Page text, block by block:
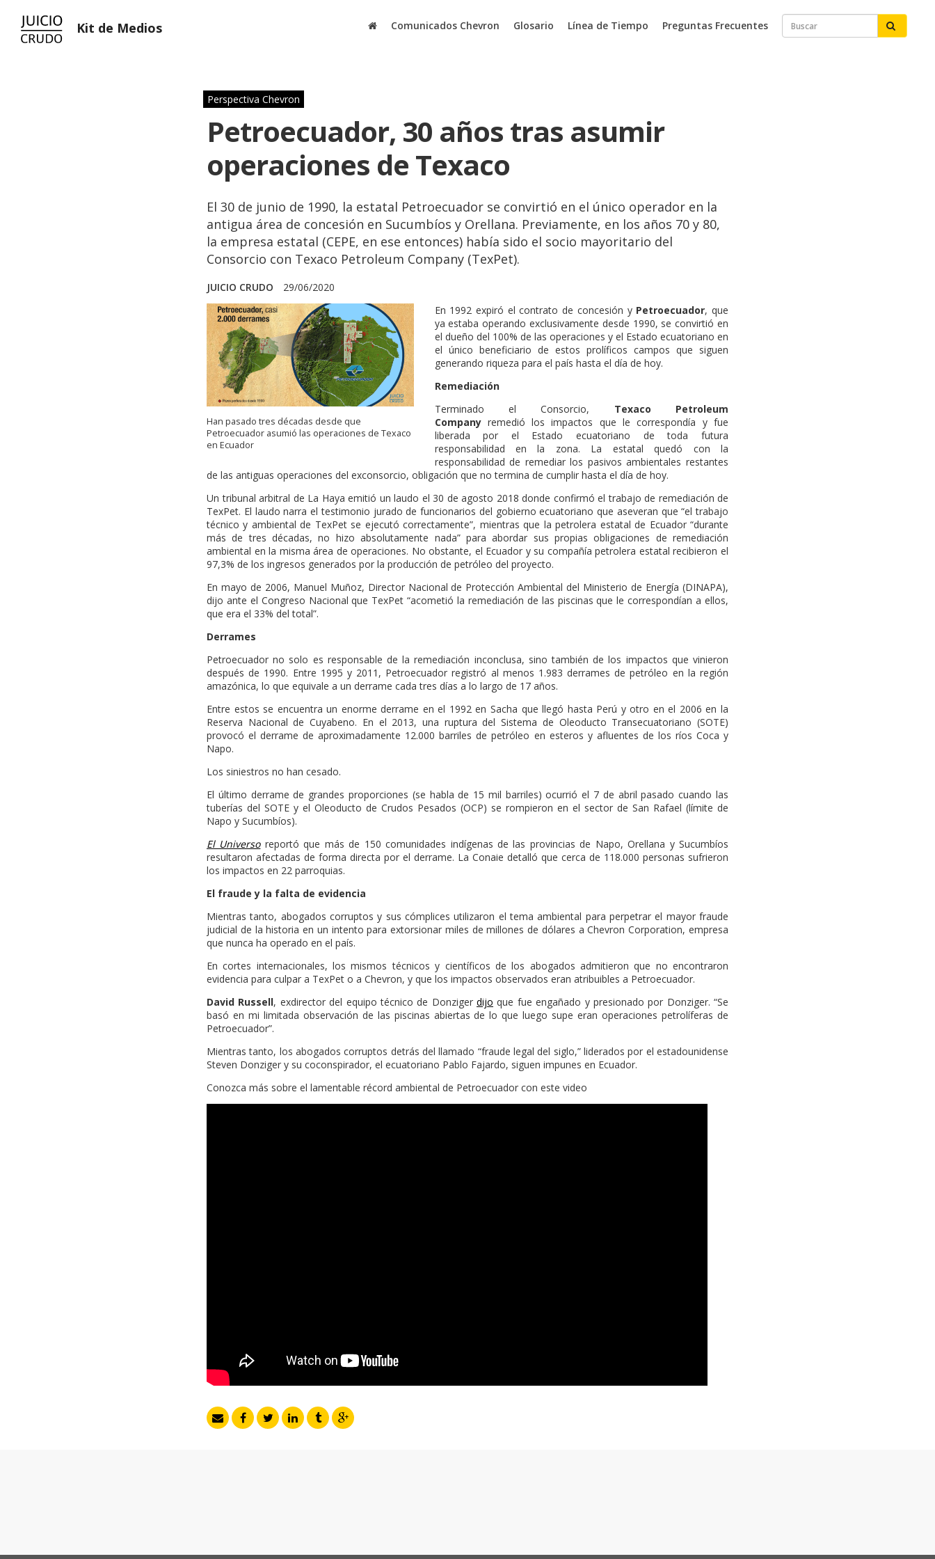
Kit de Medios Comunicados Chevron Glosario Línea de Tiempo Preguntas Frecuentes
Perspectiva Chevron
Petroecuador, 30 años tras asumir
operaciones de Texaco
El 30 de junio de 1990, la estatal Petroecuador se convirtió en el único operador en la
antigua área de concesión en Sucumbíos y Orellana. Previamente, en los años 70 y 80,
la empresa estatal (CEPE, en ese entonces) había sido el socio mayoritario del
Consorcio con Texaco Petroleum Company (TexPet).
JUICIO CRUDO 29/06/2020
Han pasado tres décadas desde que
Petroecuador asumió las operaciones de Texaco
en Ecuador
En 1992 expiró el contrato de concesión y Petroecuador, que
ya estaba operando exclusivamente desde 1990, se convirtió en
el dueño del 100% de las operaciones y el Estado ecuatoriano en
el único beneficiario de estos prolíficos campos que siguen
generando riqueza para el país hasta el día de hoy.
Remediación
Terminado el Consorcio, Texaco Petroleum
Company remedió los impactos que le correspondía y fue
liberada por el Estado ecuatoriano de toda futura
responsabilidad en la zona. La estatal quedó con la
responsabilidad de remediar los pasivos ambientales restantes
de las antiguas operaciones del exconsorcio, obligación que no termina de cumplir hasta el día de hoy.
Un tribunal arbitral de La Haya emitió un laudo el 30 de agosto 2018 donde confirmó el trabajo de remediación de
TexPet. El laudo narra el testimonio jurado de funcionarios del gobierno ecuatoriano que aseveran que “el trabajo
técnico y ambiental de TexPet se ejecutó correctamente”, mientras que la petrolera estatal de Ecuador “durante
más de tres décadas, no hizo absolutamente nada” para abordar sus propias obligaciones de remediación
ambiental en la misma área de operaciones. No obstante, el Ecuador y su compañía petrolera estatal recibieron el
97,3% de los ingresos generados por la producción de petróleo del proyecto.
En mayo de 2006, Manuel Muñoz, Director Nacional de Protección Ambiental del Ministerio de Energía (DINAPA),
dijo ante el Congreso Nacional que TexPet “acometió la remediación de las piscinas que le correspondían a ellos,
que era el 33% del total”.
Derrames
Petroecuador no solo es responsable de la remediación inconclusa, sino también de los impactos que vinieron
después de 1990. Entre 1995 y 2011, Petroecuador registró al menos 1.983 derrames de petróleo en la región
amazónica, lo que equivale a un derrame cada tres días a lo largo de 17 años.
Entre estos se encuentra un enorme derrame en el 1992 en Sacha que llegó hasta Perú y otro en el 2006 en la
Reserva Nacional de Cuyabeno. En el 2013, una ruptura del Sistema de Oleoducto Transecuatoriano (SOTE)
provocó el derrame de aproximadamente 12.000 barriles de petróleo en esteros y afluentes de los ríos Coca y
Napo.
Los siniestros no han cesado.
El último derrame de grandes proporciones (se habla de 15 mil barriles) ocurrió el 7 de abril pasado cuando las
tuberías del SOTE y el Oleoducto de Crudos Pesados (OCP) se rompieron en el sector de San Rafael (límite de
Napo y Sucumbíos).
El Universoreportó que más de 150 comunidades indígenas de las provincias de Napo, Orellana y Sucumbíos
resultaron afectadas de forma directa por el derrame. La Conaie detalló que cerca de 118.000 personas sufrieron
los impactos en 22 parroquias.
El fraude y la falta de evidencia
Mientras tanto, abogados corruptos y sus cómplices utilizaron el tema ambiental para perpetrar el mayor fraude
judicial de la historia en un intento para extorsionar miles de millones de dólares a Chevron Corporation, empresa
que nunca ha operado en el país.
En cortes internacionales, los mismos técnicos y científicos de los abogados admitieron que no encontraron
evidencia para culpar a TexPet o a Chevron, y que los impactos observados eran atribuibles a Petroecuador.
David Russell, exdirector del equipo técnico de Donziger dijo que fue engañado y presionado por Donziger. “Se
basó en mi limitada observación de las piscinas abiertas de lo que luego supe eran operaciones petrolíferas de
Petroecuador”.
Mientras tanto, los abogados corruptos detrás del llamado “fraude legal del siglo,” liderados por el estadounidense
Steven Donziger y su coconspirador, el ecuatoriano Pablo Fajardo, siguen impunes en Ecuador.
Conozca más sobre el lamentable récord ambiental de Petroecuador con este video